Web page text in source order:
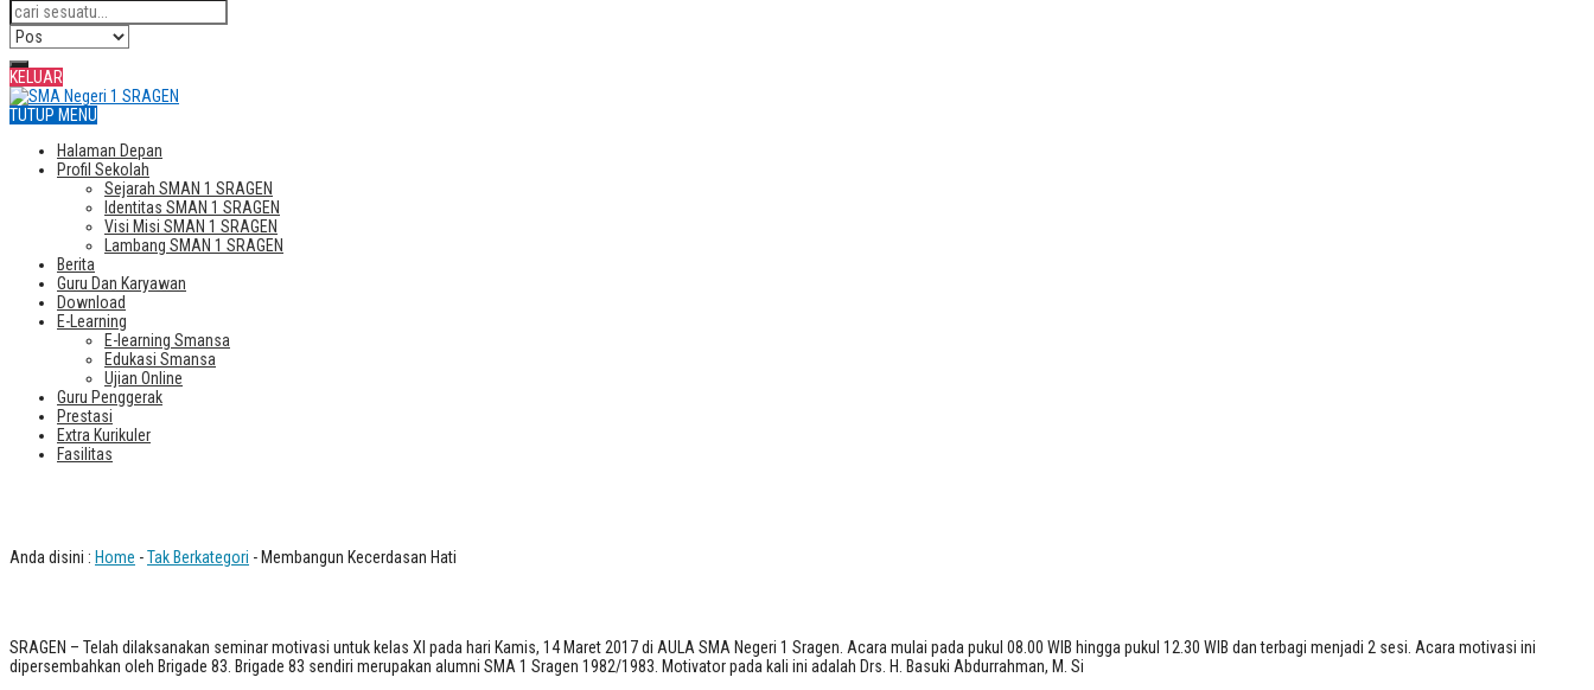
KELUAR
TUTUP MENU
Halaman Depan
Profil Sekolah
Sejarah SMAN 1 SRAGEN
Identitas SMAN 1 SRAGEN
Visi Misi SMAN 1 SRAGEN
Lambang SMAN 1 SRAGEN
Berita
Guru Dan Karyawan
Download
E-Learning
E-learning Smansa
Edukasi Smansa
Ujian Online
Guru Penggerak
Prestasi
Extra Kurikuler
Fasilitas
Anda disini : Home -Tak Berkategori - Membangun Kecerdasan Hati
SRAGEN – Telah dilaksanakan seminar motivasi untuk kelas XI pada hari Kamis, 14 Maret 2017 di AULA SMA Negeri 1 Sragen. Acara mulai pada pukul 08.00 WIB hingga pukul 12.30 WIB dan terbagi menjadi 2 sesi. Acara motivasi ini
dipersembahkan oleh Brigade 83. Brigade 83 sendiri merupakan alumni SMA 1 Sragen 1982/1983. Motivator pada kali ini adalah Drs. H. Basuki Abdurrahman, M. Si